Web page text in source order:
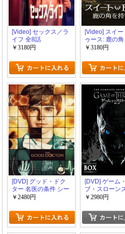
[Video] セックス／ラ
イフ 全8話
￥3180円
[Video] スイ
ゥース: 鹿の
少年 全8話
￥3180円
[DVD] グッド・ドク
ター 名医の条件 シー
ズン1 【完全版】(初
￥2480円
[DVD] ゲーム
ブ・スローン
章:氷と炎の歌
生産限定版)
￥2980円